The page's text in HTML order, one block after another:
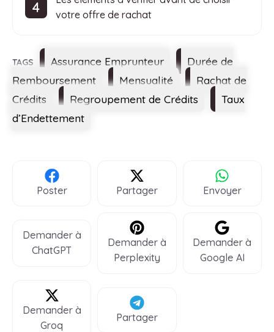
votre offre de rachat
Étiquettes
Assurance Emprunteur
Durée de
Remboursement
Mensualité
Rachat de
Crédits
Regroupement de Crédits
Taux
d’Endettement
Poster Partager Envoyer
Demander à
ChatGPT
Demander à
Perplexity
Demander à
Google AI
Demander à
Groq
Partager